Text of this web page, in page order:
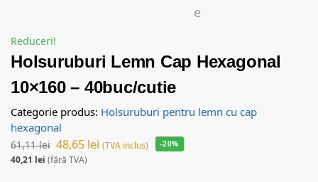
Reduceri!
Holsuruburi Lemn Cap Hexagonal
10×160 – 40buc/cutie
Categorie produs: Holsuruburi pentru lemn cu cap
hexagonal
61,11lei 48,65 lei (TVA inclus)
40,21 lei (fără TVA)
-20%